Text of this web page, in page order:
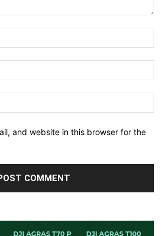
and website in this browser for the